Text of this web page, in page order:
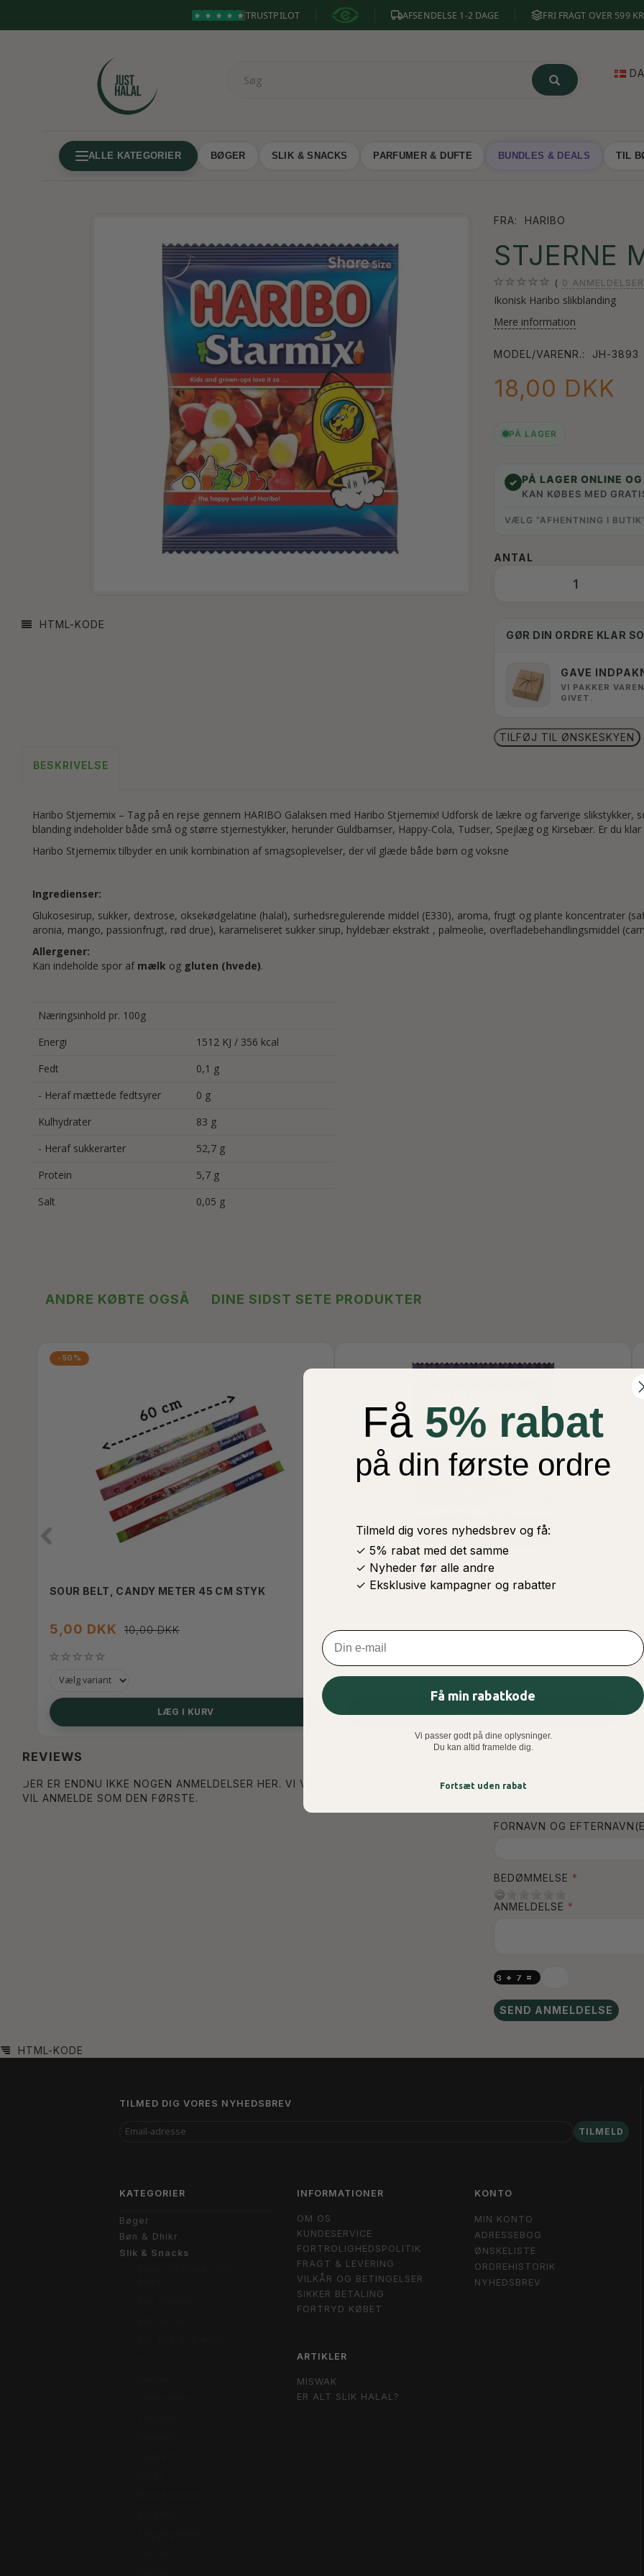
TRUSTPILOT AFSENDELSE 1-2 DAGE FRI FRAGT OVER 599
DA
ALLE KATEGORIER BØGER SLIK & SNACKS PARFUMER & DUFTE BUNDLES & DEALS TIL
HTML-KODE
FRA: HARIBO
STJERNE
0 ANMELDELSER
Ikonisk Haribo slikblanding
Mere information
MODEL/VARENR.: JH-3893
18,00 DKK
PÅ LAGER
✓ PÅ LAGER ONLINE
KAN KØBES MED
VÆLG “AFHENTNING I
ANTAL
GØR DIN ORDRE KLAR
GAVE
VI PAKKER
GIVET.
TILFØJ TIL ØNSKESKYEN
BESKRIVELSE
Haribo Stjernemix – Tag på en rejse gennem HARIBO Galaksen med Haribo Stjernemix! Udforsk de lækre og farverige slikstykker,
blanding indeholder både små og større stjernestykker, herunder Guldbamser, Happy-Cola, Tudser, Spejlæg og Kirsebær. Er du
Haribo Stjernemix tilbyder en unik kombination af smagsoplevelser, der vil glæde både børn og voksne
Ingredienser:
Glukosesirup, sukker, dextrose, oksekødgelatine (halal), surhedsregulerende middel (E330), aroma, frugt og plante koncentrater
aronia, mango, passionfrugt, rød drue), karameliseret sukker sirup, hyldebær ekstrakt , palmeolie, overfladebehandlingsmiddel
Allergener:
Kan indeholde spor af mælk og gluten (hvede).
Næringsinhold pr. 100g
Energi
1512 KJ / 356 kcal
Fedt
0,1 g
- Heraf mættede fedtsyrer
0 g
Kulhydrater
83 g
- Heraf sukkerarter
52,7 g
Protein
5,7 g
Salt
0,05 g
ANDRE KØBTE OGSÅ DINE SIDST SETE PRODUKTER
-50%
SOUR BELT, CANDY METER 45 CM STYK
5,00 DKK 10,00 DKK
LÆG I KURV
SUPER PIRATOS, HARIBO 120G.
25,00 DKK
REVIEWS
DER ER ENDNU IKKE NOGEN ANMELDELSER HER. VI VIL VÆRE GLADE FOR HVIS DU
VIL ANMELDE SOM DEN FØRSTE.
TILFØJ
FORNAVN OG
BEDØMMELSE
ANMELDELSE
SEND ANMELDELSE
HTML-KODE
TILMED DIG VORES NYHEDSBREV
EMAIL-
ADRESSE
TILMELD
KATEGORIER
Bøger
Bøn & Dhikr
Slik & Snacks
INFORMATIONER
OM OS
KUNDESERVICE
FORTROLIGHEDSPOLITIK
FRAGT & LEVERING
VILKÅR OG BETINGELSER
SIKKER BETALING
FORTRYD KØBET
ARTIKLER
MISWAK
ER ALT SLIK HALAL?
KONTO
MIN KONTO
ADRESSEBOG
ØNSKELISTE
ORDREHISTORIK
NYHEDSBREV
Få 5% rabat
på din første ordre
Tilmeld dig vores nyhedsbrev og få:
✓ 5% rabat med det samme
✓ Nyheder før alle andre
✓ Eksklusive kampagner og rabatter
Email
Få min rabatkode
Vi passer godt på dine oplysninger.
Du kan altid framelde dig.
Fortsæt uden rabat